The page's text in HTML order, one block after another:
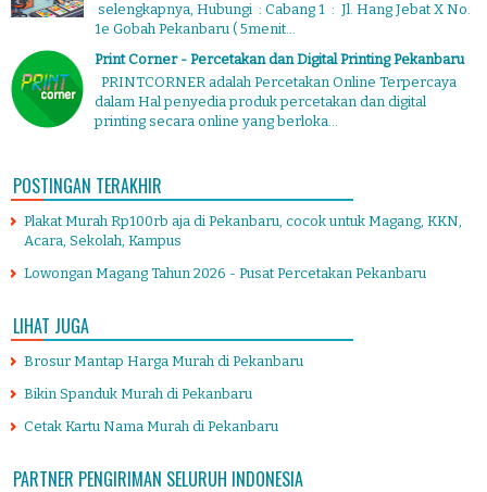
selengkapnya, Hubungi : Cabang 1 : Jl. Hang Jebat X No.
1e Gobah Pekanbaru ( 5menit...
Print Corner - Percetakan dan Digital Printing Pekanbaru
PRINTCORNER adalah Percetakan Online Terpercaya
dalam Hal penyedia produk percetakan dan digital
printing secara online yang berloka...
POSTINGAN TERAKHIR
Plakat Murah Rp100rb aja di Pekanbaru, cocok untuk Magang, KKN,
Acara, Sekolah, Kampus
Lowongan Magang Tahun 2026 - Pusat Percetakan Pekanbaru
LIHAT JUGA
Brosur Mantap Harga Murah di Pekanbaru
Bikin Spanduk Murah di Pekanbaru
Cetak Kartu Nama Murah di Pekanbaru
PARTNER PENGIRIMAN SELURUH INDONESIA